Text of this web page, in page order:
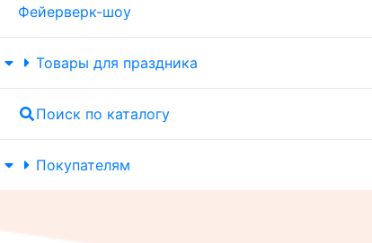
Фейерверк-шоу
Товары для праздника
Поиск по каталогу
Покупателям